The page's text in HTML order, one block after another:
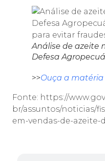
Análise de azeite
Defesa
>>Ouça a
Fonte: https://
br/assuntos/noticias/
em-vendas-de-azeite-